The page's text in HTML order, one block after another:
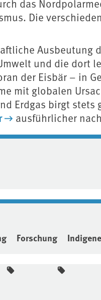
das
Die
Ausbeutung
und die dort
der Eisbär – in
mit globalen
Erdgas birgt stets
ausführlicher
Forschung